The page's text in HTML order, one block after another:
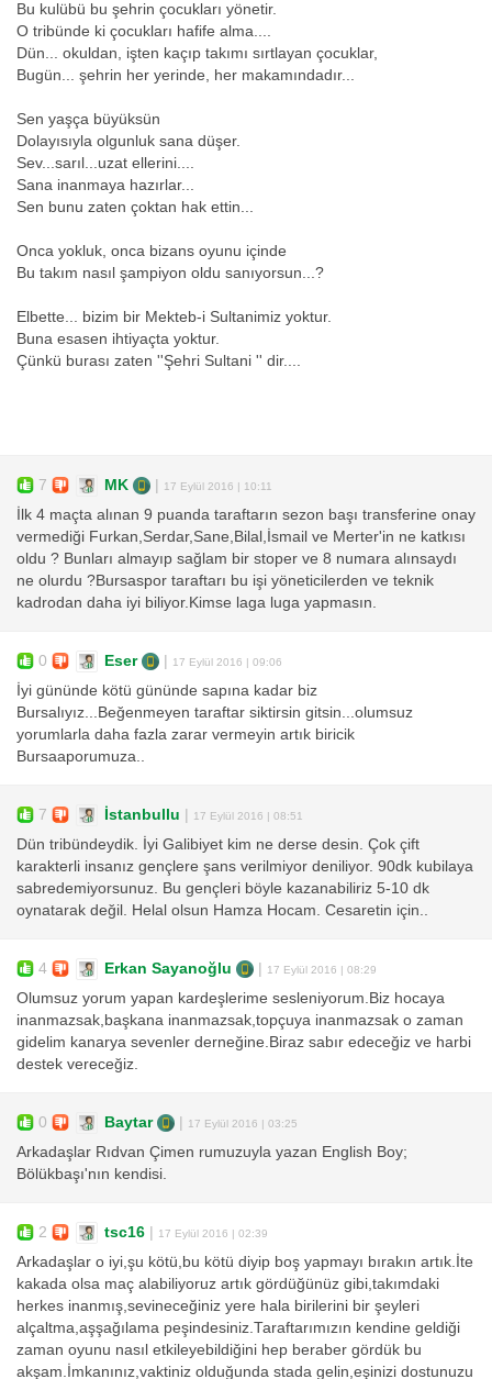
Bu kulübü bu şehrin çocukları yönetir.
O tribünde ki çocukları hafife alma....
Dün... okuldan, işten kaçıp takımı sırtlayan çocuklar,
Bugün... şehrin her yerinde, her makamındadır...
Sen yaşça büyüksün
Dolayısıyla olgunluk sana düşer.
Sev...sarıl...uzat ellerini....
Sana inanmaya hazırlar...
Sen bunu zaten çoktan hak ettin...
Onca yokluk, onca bizans oyunu içinde
Bu takım nasıl şampiyon oldu sanıyorsun...?
Elbette... bizim bir Mekteb-i Sultanimiz yoktur.
Buna esasen ihtiyaçta yoktur.
Çünkü burası zaten ''Şehri Sultani '' dir....
7 MK | 17 Eylül 2016 | 10:11
İlk 4 maçta alınan 9 puanda taraftarın sezon başı transferine onay
vermediği Furkan,Serdar,Sane,Bilal,İsmail ve Merter'in ne katkısı
oldu ? Bunları almayıp sağlam bir stoper ve 8 numara alınsaydı
ne olurdu ?Bursaspor taraftarı bu işi yöneticilerden ve teknik
kadrodan daha iyi biliyor.Kimse laga luga yapmasın.
0 Eser | 17 Eylül 2016 | 09:06
İyi gününde kötü gününde sapına kadar biz
Bursalıyız...Beğenmeyen taraftar siktirsin gitsin...olumsuz
yorumlarla daha fazla zarar vermeyin artık biricik
Bursaaporumuza..
7 İstanbullu | 17 Eylül 2016 | 08:51
Dün tribündeydik. İyi Galibiyet kim ne derse desin. Çok çift
karakterli insanız gençlere şans verilmiyor deniliyor. 90dk kubilaya
sabredemiyorsunuz. Bu gençleri böyle kazanabiliriz 5-10 dk
oynatarak değil. Helal olsun Hamza Hocam. Cesaretin için..
4 Erkan Sayanoğlu | 17 Eylül 2016 | 08:29
Olumsuz yorum yapan kardeşlerime sesleniyorum.Biz hocaya
inanmazsak,başkana inanmazsak,topçuya inanmazsak o zaman
gidelim kanarya sevenler derneğine.Biraz sabır edeceğiz ve harbi
destek vereceğiz.
0 Baytar | 17 Eylül 2016 | 03:25
Arkadaşlar Rıdvan Çimen rumuzuyla yazan English Boy;
Bölükbaşı'nın kendisi.
2 tsc16 | 17 Eylül 2016 | 02:39
Arkadaşlar o iyi,şu kötü,bu kötü diyip boş yapmayı bırakın artık.İte
kakada olsa maç alabiliyoruz artık gördüğünüz gibi,takımdaki
herkes inanmış,sevineceğiniz yere hala birilerini bir şeyleri
alçaltma,aşşağılama peşindesiniz.Taraftarımızın kendine geldiği
zaman oyunu nasıl etkileyebildiğini hep beraber gördük bu
akşam.İmkanınız,vaktiniz olduğunda stada gelin,eşinizi dostunuzu